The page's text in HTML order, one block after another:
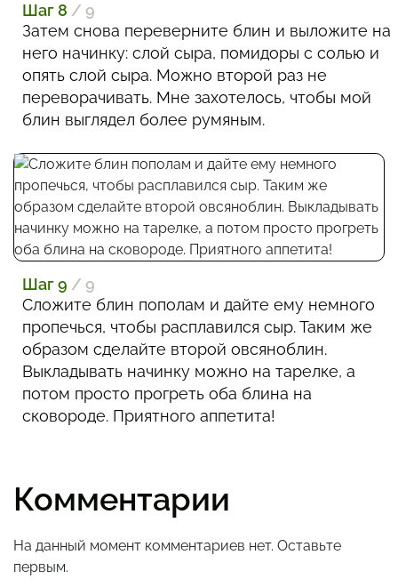
Шаг 8 / 9
Затем снова переверните блин и выложите на
него начинку: слой сыра, помидоры с солью и
опять слой сыра. Можно второй раз не
переворачивать. Мне захотелось, чтобы мой
блин выглядел более румяным.
Шаг 9 / 9
Сложите блин пополам и дайте ему немного
пропечься, чтобы расплавился сыр. Таким же
образом сделайте второй овсяноблин.
Выкладывать начинку можно на тарелке, а
потом просто прогреть оба блина на
сковороде. Приятного аппетита!
Комментарии
На данный момент комментариев нет. Оставьте
первым.